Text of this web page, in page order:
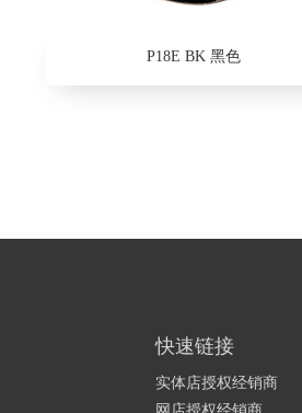
P18E BK 黑色
快速链接
实体店授权经销商